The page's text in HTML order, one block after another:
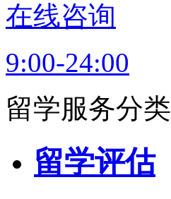
在线咨询
9:00-24:00
留学服务分类
留学评估